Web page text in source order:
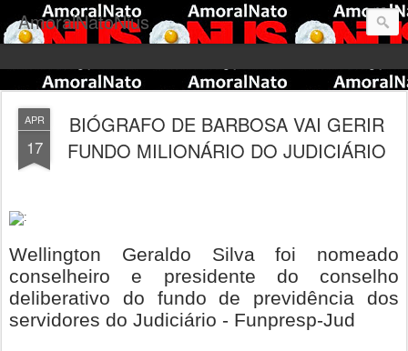
AmoralNatoNius
APR
17
BIÓGRAFO DE BARBOSA VAI GERIR
FUNDO MILIONÁRIO DO JUDICIÁRIO
Wellington Geraldo Silva foi nomeado
conselheiro e presidente do conselho
deliberativo do fundo de previdência dos
servidores do Judiciário - Funpresp-Jud